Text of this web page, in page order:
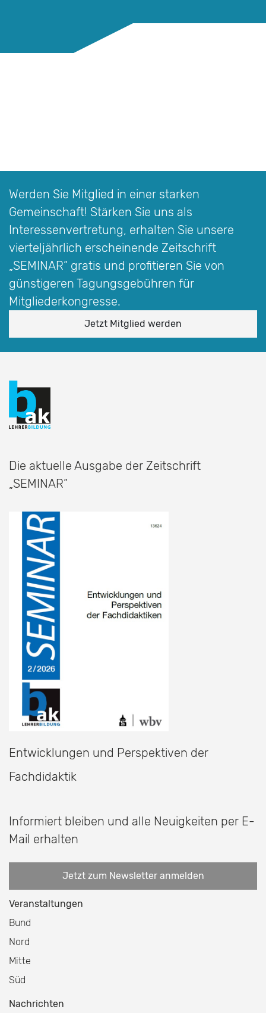
Werden Sie Mitglied in einer starken
Gemeinschaft! Stärken Sie uns als
Interessen­vertretung, erhalten Sie unsere
vierteljährlich erscheinende Zeitschrift
„SEMINAR“ gratis und profitieren Sie von
günstigeren Tagungsgebühren für
Mitgliederkongresse.
Jetzt Mitglied werden
Die aktuelle Ausgabe der Zeitschrift
„SEMINAR“
Entwicklungen und Perspektiven der
Fachdidaktik
Informiert bleiben und alle Neuigkeiten per E-
Mail erhalten
Jetzt zum Newsletter anmelden
Veranstaltungen
Bund
Nord
Mitte
Süd
Nachrichten